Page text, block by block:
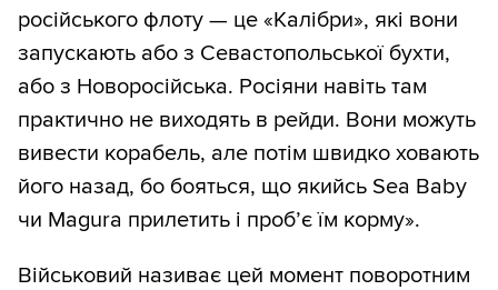
російського флоту — це «Калібри», які вони
запускають або з Севастопольської бухти,
або з Новоросійська. Росіяни навіть там
практично не виходять в рейди. Вони можуть
вивести корабель, але потім швидко ховають
його назад, бо бояться, що якийсь Sea Baby
чи Magura прилетить і проб’є їм корму».
Військовий називає цей момент поворотним